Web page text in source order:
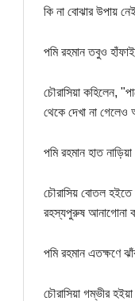
কি না বোঝার উপায়
পমি রহমান তবুও
চৌরাসিয়া কহিলেন,
থেকে দেখা না গেলেও
পমি রহমান হাত
চৌরাসিয় বোতল হইতে
রহস্যপুরুষ আনাগোনা
পমি রহমান এতক্ষণে
চৌরাসিয়া গম্ভীর